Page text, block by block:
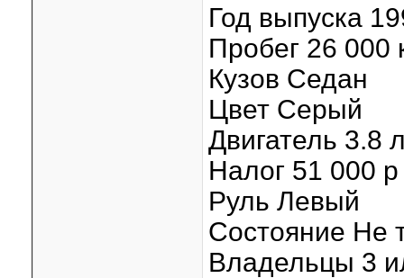
Год выпуска
Пробег 26 000
Кузов Седан
Цвет Серый
Двигатель 3.8
Налог 51 000 р
Руль Левый
Состояние Не
Владельцы 3